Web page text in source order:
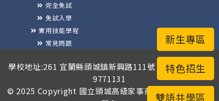
雙語共學區
特色招生
新生專區
完全免試
免試入學
實用技能學程
常見問題
學校地址:261 宜蘭縣頭城鎮新興路111號 / 電話總機:03-
9771131
© 2025 Copyright 國立頭城高級家事商業職業學校版權